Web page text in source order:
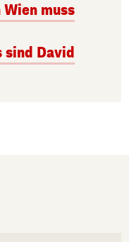
muss
sind David